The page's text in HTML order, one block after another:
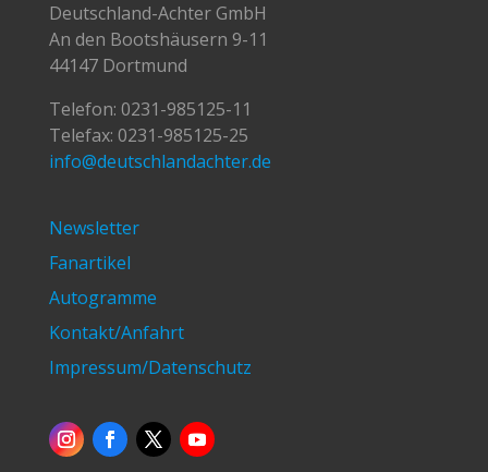
Deutschland-Achter GmbH
An den Bootshäusern 9-11
44147 Dortmund
Telefon: 0231-985125-11
Telefax: 0231-985125-25
info@deutschlandachter.de
Newsletter
Fanartikel
Autogramme
Kontakt/Anfahrt
Impressum/Datenschutz